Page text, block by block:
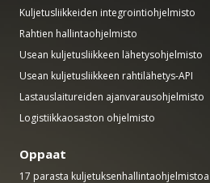
Kuljetusliikkeiden integrointiohjelmisto
Rahtien hallintaohjelmisto
Usean kuljetusliikkeen lähetysohjelmisto
Usean kuljetusliikkeen rahtilähetys-API
Lastauslaitureiden ajanvarausohjelmisto
Logistiikkaosaston ohjelmisto
Oppaat
17 parasta